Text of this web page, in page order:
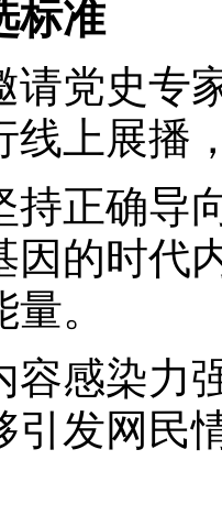
标准
史专家
线上展播
确导向
因的时代
。
染力强
引发网民